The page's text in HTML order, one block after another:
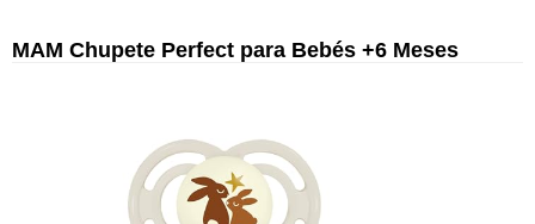
MAM Chupete Perfect para Bebés +6 Meses